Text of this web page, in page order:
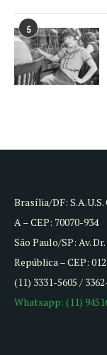
5
Brasília/DF: S.A.U.S.
A – CEP: 70070-934
São Paulo/SP: Av.
República – CEP:
(11) 3331-5605 /
Whatsapp: (11)